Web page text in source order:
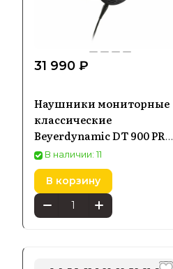
31 990 ₽
Наушники мониторные
классические
Beyerdynamic DT 900 PRO
X В наличии: 11
В корзину